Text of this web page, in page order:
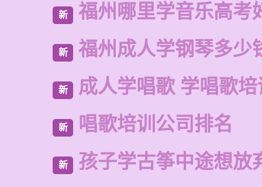
新 福州哪里学音乐高考
新 福州成人学钢琴多少
新 成人学唱歌 学唱歌
新 唱歌培训公司排名
新 孩子学古筝中途想放